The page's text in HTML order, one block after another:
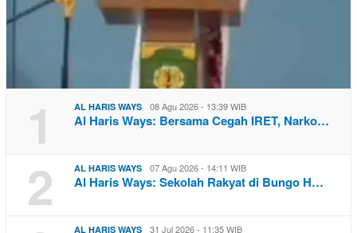
1 AL HARIS WAYS 08 Agu 2026 - 13:39 WIB
Al Haris Ways: Bersama Cegah IRET, Narko…
2 AL HARIS WAYS 07 Agu 2026 - 14:11 WIB
Al Haris Ways: Sekolah Rakyat di Bungo H…
AL HARIS WAYS 31 Jul 2026 - 11:35 WIB